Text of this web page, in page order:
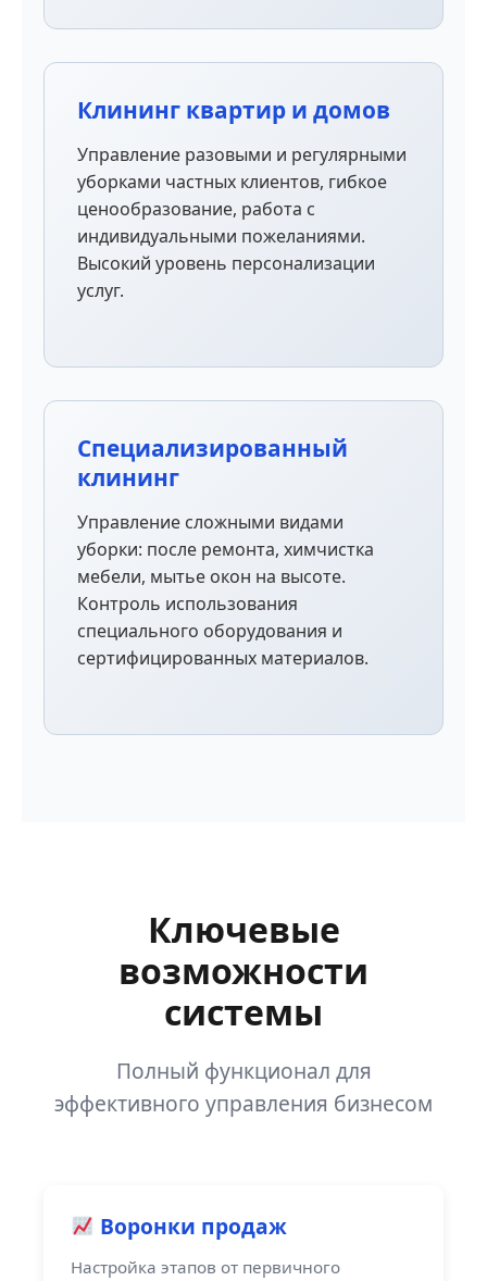
Клининг квартир и домов
Управление разовыми и регулярными
уборками частных клиентов, гибкое
ценообразование, работа с
индивидуальными пожеланиями.
Высокий уровень персонализации
услуг.
Специализированный
клининг
Управление сложными видами
уборки: после ремонта, химчистка
мебели, мытье окон на высоте.
Контроль использования
специального оборудования и
сертифицированных материалов.
Ключевые
возможности
системы
Полный функционал для
эффективного управления бизнесом
Воронки продаж
Настройка этапов от первичного